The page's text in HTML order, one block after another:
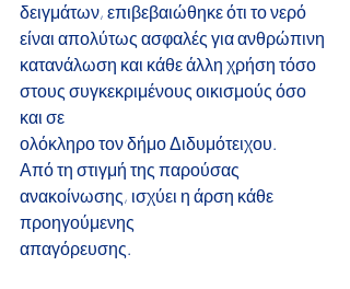
δειγμάτων, επιβεβαιώθηκε ότι το νερό
είναι απολύτως ασφαλές για ανθρώπινη
κατανάλωση και κάθε άλλη χρήση τόσο
στους συγκεκριμένους οικισμούς όσο
και σε
ολόκληρο τον δήμο Διδυμότειχου.
Από τη στιγμή της παρούσας
ανακοίνωσης, ισχύει η άρση κάθε
προηγούμενης
απαγόρευσης.